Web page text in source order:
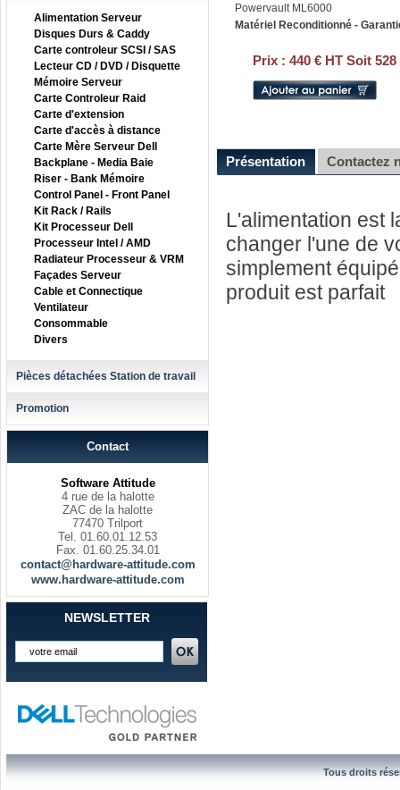
Alimentation Serveur
Disques Durs & Caddy
Carte controleur SCSI / SAS
Lecteur CD / DVD / Disquette
Mémoire Serveur
Carte Controleur Raid
Carte d'extension
Carte d'accès à distance
Carte Mère Serveur Dell
Backplane - Media Baie
Riser - Bank Mémoire
Control Panel - Front Panel
Kit Rack / Rails
Kit Processeur Dell
Processeur Intel / AMD
Radiateur Processeur & VRM
Façades Serveur
Cable et Connectique
Ventilateur
Consommable
Divers
Pièces détachées Station de travail
Promotion
Contact
Software Attitude
4 rue de la halotte
ZAC de la halotte
77470 Trilport
Tel. 01.60.01.12.53
Fax. 01.60.25.34.01
contact@hardware-attitude.com
www.hardware-attitude.com
NEWSLETTER
Powervault ML6000
Matériel Reconditionné -
Prix : 440 € HT Soit 528
Présentation Contactez
L'alimentation est
changer l'une de
simplement
produit est parfait
Tous droits